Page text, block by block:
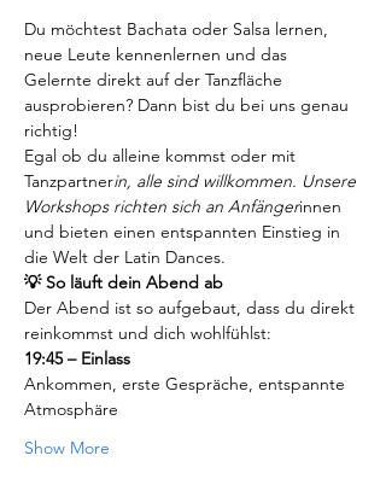
Du möchtest Bachata oder Salsa lernen,
neue Leute kennenlernen und das
Gelernte direkt auf der Tanzfläche
ausprobieren? Dann bist du bei uns genau
richtig!
Egal ob du alleine kommst oder mit
Tanzpartnerin, alle sind willkommen. Unsere
Workshops richten sich an Anfängerinnen
und bieten einen entspannten Einstieg in
die Welt der Latin Dances.
💡 So läuft dein Abend ab
Der Abend ist so aufgebaut, dass du direkt
reinkommst und dich wohlfühlst:
19:45 – Einlass
Ankommen, erste Gespräche, entspannte
Atmosphäre
Show More